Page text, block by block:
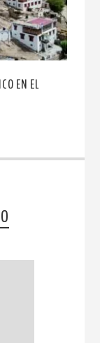
EN EL